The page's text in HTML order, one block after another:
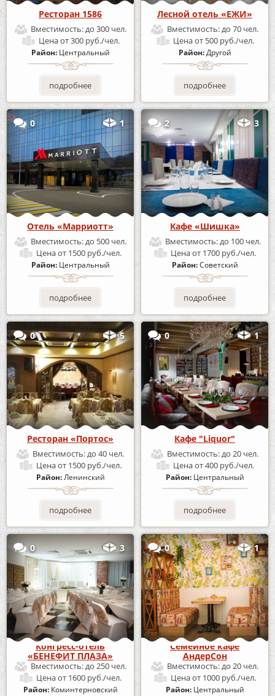
Ресторан 1586
Вместимость:до 300 чел.
Ценаот 300 руб./чел.
Район: Центральный
подробнее
Лесной отель «ЕЖИ»
Вместимость:до 70 чел.
Ценаот 500 руб./чел.
Район:Другой
подробнее
0 1
Отель «Марриотт»
Вместимость:до 500 чел.
Ценаот 1500 руб./чел.
Район: Центральный
подробнее
2 3
Кафе «Шишка»
Вместимость:до 100 чел.
Ценаот 1700 руб./чел.
Район:Советский
подробнее
0 5
Ресторан «Портос»
Вместимость:до 40 чел.
Ценаот 1500 руб./чел.
Район:Ленинский
подробнее
0 1
Кафе "Liquor"
Вместимость:до 20 чел.
Ценаот 400 руб./чел.
Район: Центральный
подробнее
0 3
Конгресс-отель
«БЕНЕФИТ ПЛАЗА»
Вместимость:до 250 чел.
Ценаот 1600 руб./чел.
Район: Коминтерновский
0 1
Семейное кафе
АндерСон
Вместимость:до 20 чел.
Ценаот 1000 руб./чел.
Район: Центральный